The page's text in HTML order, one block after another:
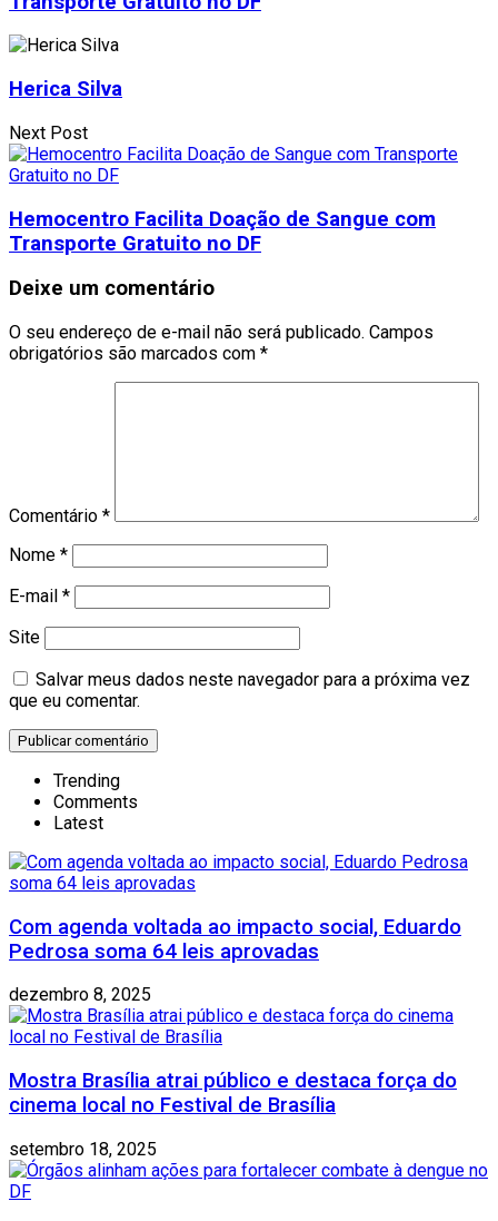
Herica Silva
Next Post
Hemocentro Facilita Doação de Sangue com
Transporte Gratuito no DF
Deixe um comentário
O seu endereço de e-mail não será publicado. Campos
obrigatórios são marcados com *
Comentário *
Nome *
E-mail *
Site
Salvar meus dados neste navegador para a próxima vez
que eu comentar.
Trending
Comments
Latest
Com agenda voltada ao impacto social, Eduardo
Pedrosa soma 64 leis aprovadas
dezembro 8, 2025
Mostra Brasília atrai público e destaca força do
cinema local no Festival de Brasília
setembro 18, 2025